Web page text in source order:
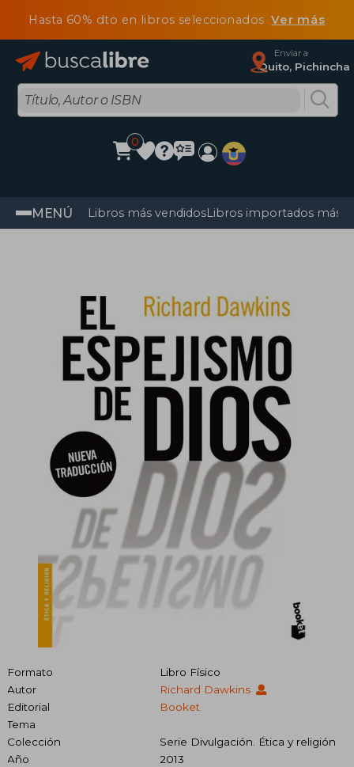
Hasta 60% dto en libros seleccionadosVer más
Enviar a
Quito, Pichincha
0
MENÚ Libros más vendidosLibros importados más
Formato
Libro Físico
Autor
Richard Dawkins
Editorial
Booket
Tema
Colección
Serie Divulgación. Ética y religión
Año
2013